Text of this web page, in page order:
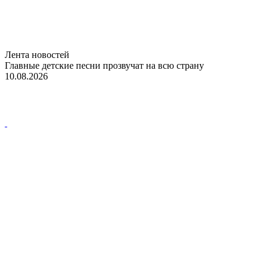
Лента новостей
Главные детские песни прозвучат на всю страну
10.08.2026